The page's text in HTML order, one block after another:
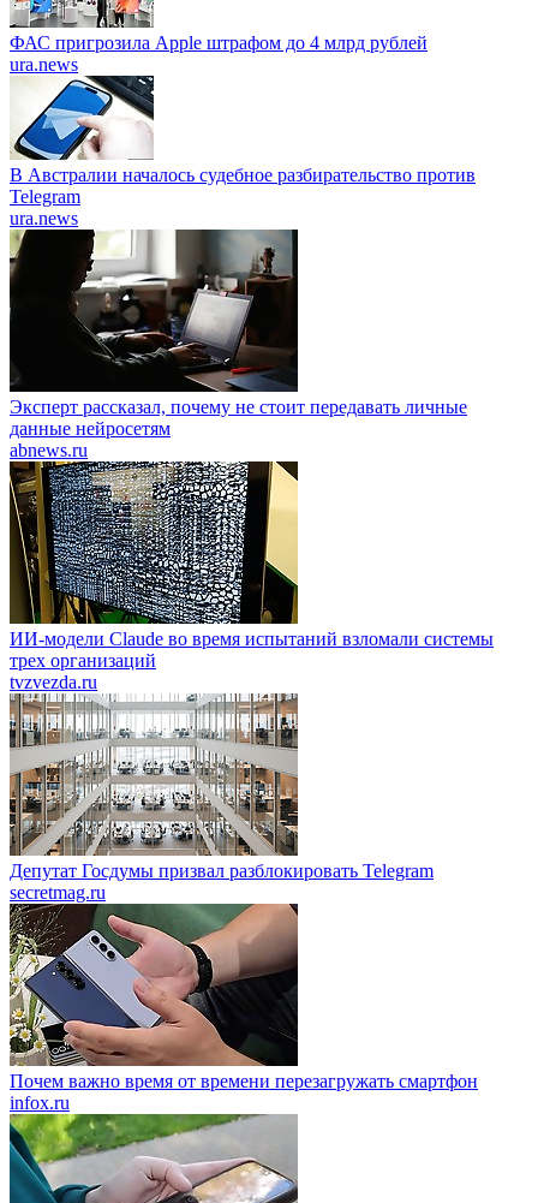
ФАС пригрозила Apple штрафом до 4 млрд рублей
ura.news
В Австралии началось судебное разбирательство против
Telegram
ura.news
Эксперт рассказал, почему не стоит передавать личные
данные нейросетям
abnews.ru
ИИ-модели Claude во время испытаний взломали системы
трех организаций
tvzvezda.ru
Депутат Госдумы призвал разблокировать Telegram
secretmag.ru
Почем важно время от времени перезагружать смартфон
infox.ru